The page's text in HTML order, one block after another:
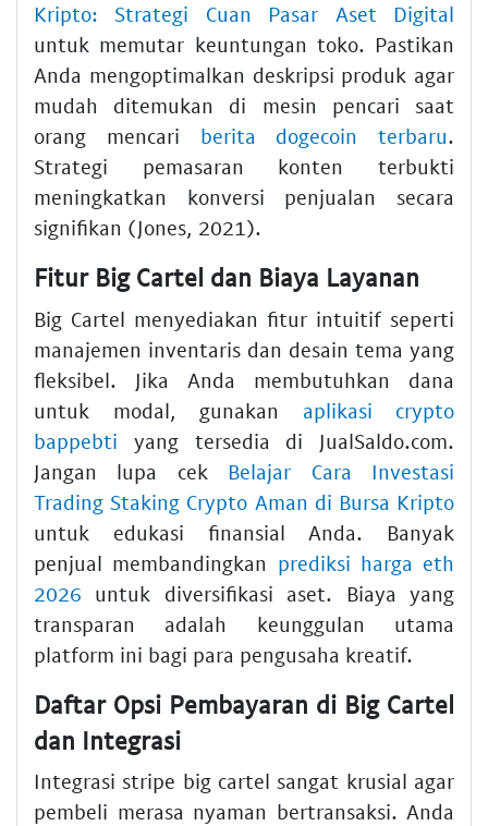
Kripto: Strategi Cuan Pasar Aset Digital
untuk memutar keuntungan toko. Pastikan
Anda mengoptimalkan deskripsi produk agar
mudah ditemukan di mesin pencari saat
orang mencari berita dogecoin terbaru.
Strategi pemasaran konten terbukti
meningkatkan konversi penjualan secara
signifikan (Jones, 2021).
Fitur Big Cartel dan Biaya Layanan
Big Cartel menyediakan fitur intuitif seperti
manajemen inventaris dan desain tema yang
fleksibel. Jika Anda membutuhkan dana
untuk modal, gunakan aplikasi crypto
bappebti yang tersedia di JualSaldo.com.
Jangan lupa cek Belajar Cara Investasi
Trading Staking Crypto Aman di Bursa Kripto
untuk edukasi finansial Anda. Banyak
penjual membandingkan prediksi harga eth
2026 untuk diversifikasi aset. Biaya yang
transparan adalah keunggulan utama
platform ini bagi para pengusaha kreatif.
Daftar Opsi Pembayaran di Big Cartel
dan Integrasi
Integrasi stripe big cartel sangat krusial agar
pembeli merasa nyaman bertransaksi. Anda